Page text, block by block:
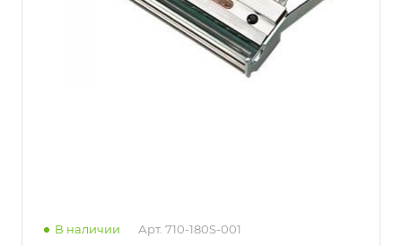
В наличии Арт. 710-180S-001